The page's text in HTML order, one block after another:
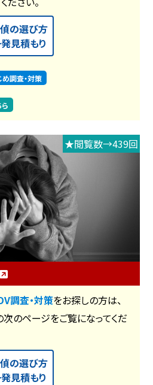
の選び方
見積もり
め調査・対策
★閲覧数→439回
調査・対策をお探しの方は、
次のページをご覧になってくだ
の選び方
見積もり